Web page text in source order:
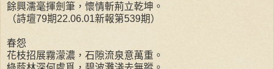
餘興濡毫揮劍筆，懷情斬荊立乾坤。
（詩壇79期22.06.01新報第539期）
春怨
花枝招展霧濛濃，石隙流泉意萬重。